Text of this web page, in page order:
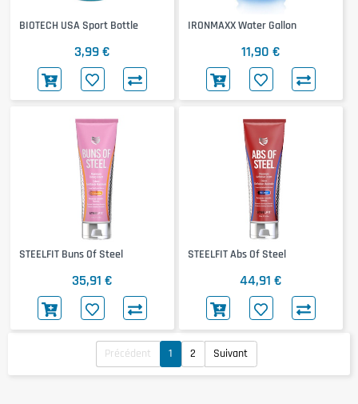
BIOTECH USA Sport Bottle
3,99 €
IRONMAXX Water Gallon
11,90 €
STEELFIT Buns Of Steel
35,91 €
STEELFIT Abs Of Steel
44,91 €
Précédent 1 2 Suivant